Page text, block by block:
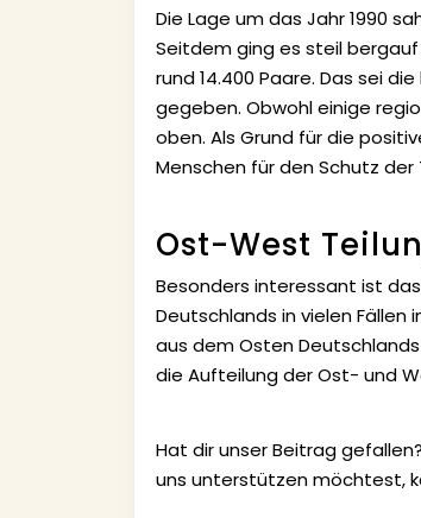
Die Lage um das Jahr 1990
Seitdem ging es steil
rund 14.400 Paare. Das sei
gegeben. Obwohl einige
oben. Als Grund für die
Menschen für den Schutz
Ost-West
Besonders interessant ist
Deutschlands in vielen Fällen
aus dem Osten
die Aufteilung der Ost- und
Hat dir unser Beitrag
uns unterstützen möchtest,